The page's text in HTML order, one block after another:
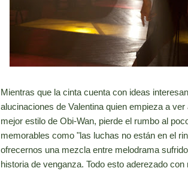
Mientras que la cinta cuenta con ideas
alucinaciones de Valentina quien empieza a
mejor estilo de Obi-Wan, pierde el rumbo al
memorables como "las luchas no están en el
ofrecernos una mezcla entre melodrama
historia de venganza. Todo esto aderezado